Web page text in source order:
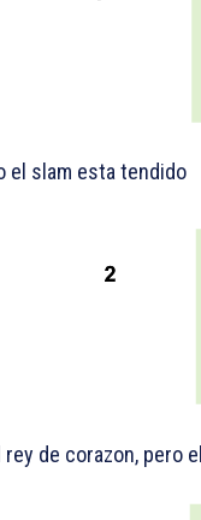
el slam esta tendido
de corazon, pero